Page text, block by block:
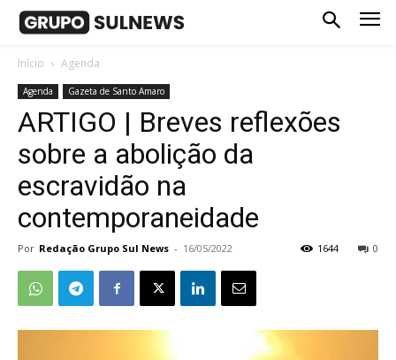
Início Agenda
Agenda Gazeta de Santo Amaro
ARTIGO | Breves reflexões
sobre a abolição da
escravidão na
contemporaneidade
Por Redação Grupo Sul News - 16/05/2022 0
1644